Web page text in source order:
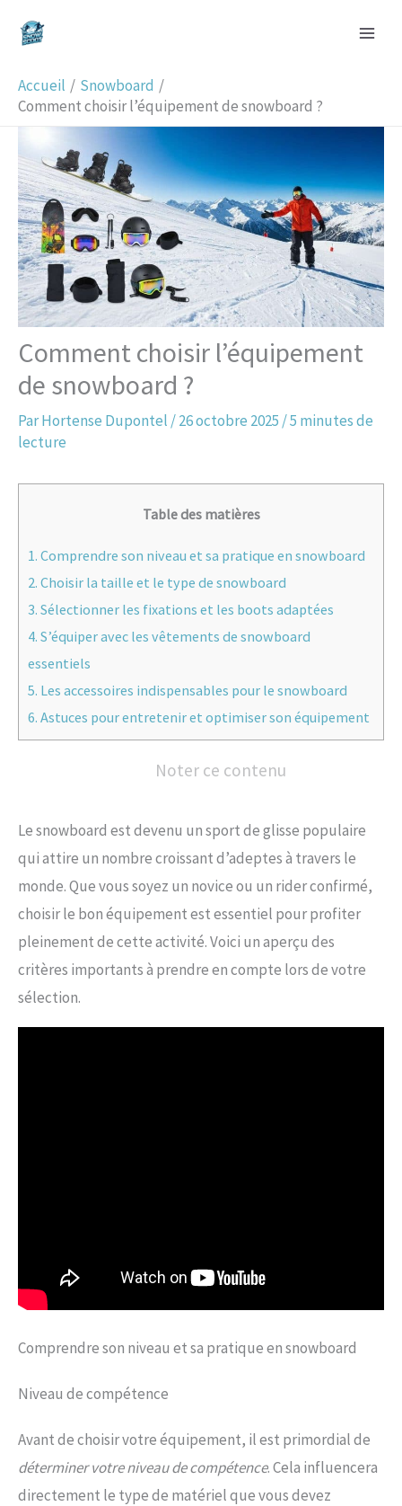
Accueil
Snowboard
Comment choisir l’équipement de snowboard ?
Comment choisir l’équipement
de snowboard ?
ParHortense Dupontel /26 octobre 2025 /5 minutes de
lecture
Table des matières
1. Comprendre son niveau et sa pratique en snowboard
2. Choisir la taille et le type de snowboard
3. Sélectionner les fixations et les boots adaptées
4. S’équiper avec les vêtements de snowboard
essentiels
5. Les accessoires indispensables pour le snowboard
6. Astuces pour entretenir et optimiser son équipement
Noter ce contenu
Le snowboard est devenu un sport de glisse populaire
qui attire un nombre croissant d’adeptes à travers le
monde. Que vous soyez un novice ou un rider confirmé,
choisir le bon équipement est essentiel pour profiter
pleinement de cette activité. Voici un aperçu des
critères importants à prendre en compte lors de votre
sélection.
Comprendre son niveau et sa pratique en snowboard
Niveau de compétence
Avant de choisir votre équipement, il est primordial de
déterminer votre niveau de compétence. Cela influencera
directement le type de matériel que vous devez
e
c
h
r
c
h
e
r